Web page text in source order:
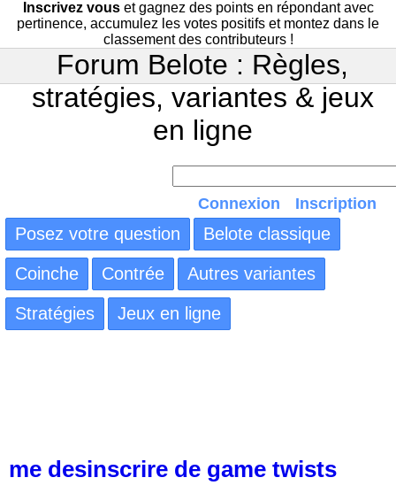
Inscrivez vouset gagnez des points en répondant avec
pertinence, accumulez les votes positifs et montez dans le
classement des contributeurs !
Forum Belote : Règles,
stratégies, variantes & jeux
en ligne
Connexion Inscription
Posez votre question Belote classique
Coinche Contrée Autres variantes
Stratégies Jeux en ligne
me desinscrire de game twists